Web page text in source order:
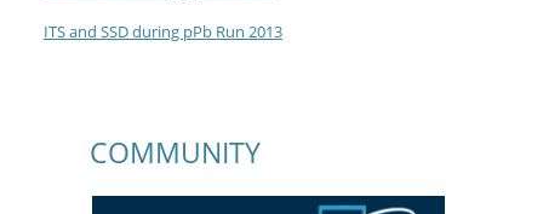
ITS and SSD during pPb Run 2013
COMMUNITY